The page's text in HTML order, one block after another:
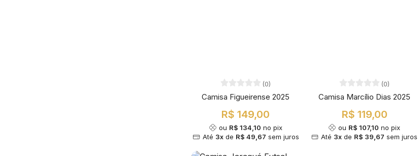
(0)
Camisa Figueirense 2025
R$ 149,00
ou R$ 134,10 no pix
Até 3xde R$ 49,67 sem juros
(0)
Camisa Marcílio Dias 2025
R$ 119,00
ou R$ 107,10 no pix
Até 3x de R$ 39,67 sem juros